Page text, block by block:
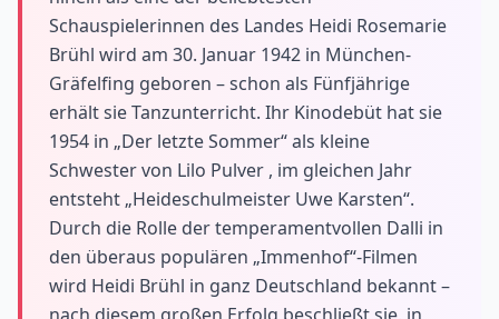
Schauspielerinnen des Landes Heidi Rosemarie
Brühl wird am 30. Januar 1942 in München-
Gräfelfing geboren – schon als Fünfjährige
erhält sie Tanzunterricht. Ihr Kinodebüt hat sie
1954 in „Der letzte Sommer“ als kleine
Schwester von Lilo Pulver , im gleichen Jahr
entsteht „Heideschulmeister Uwe Karsten“.
Durch die Rolle der temperamentvollen Dalli in
den überaus populären „Immenhof“-Filmen
wird Heidi Brühl in ganz Deutschland bekannt –